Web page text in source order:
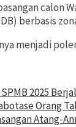
calon
berbasis
menjadi
2025
Orang
Atang-